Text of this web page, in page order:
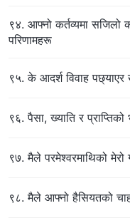
९४. आफ्नो कर्तव्यमा सजिलो
परिणामहरू
९५. के आदर्श विवाह पछ्याएर
९६. पैसा, ख्याति र प्राप्तिको
९७. मैले परमेश्‍वरमाथिको
९८. मैले आफ्नो हैसियतको